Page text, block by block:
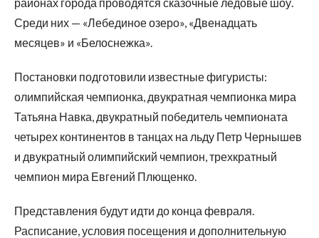
Среди них — «Лебединое озеро», «Двенадцать
месяцев» и «Белоснежка».
Постановки подготовили известные фигуристы:
олимпийская чемпионка, двукратная чемпионка мира
Татьяна Навка, двукратный победитель чемпионата
четырех континентов в танцах на льду Петр Чернышев
и двукратный олимпийский чемпион, трехкратный
чемпион мира Евгений Плющенко.
Представления будут идти до конца февраля.
Расписание, условия посещения и дополнительную